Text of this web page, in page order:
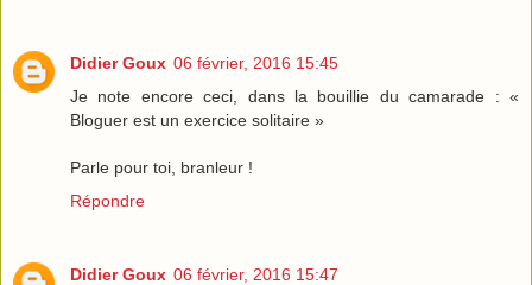
Didier Goux 06 février, 2016 15:45
Je note encore ceci, dans la bouillie du camarade : «
Bloguer est un exercice solitaire »
Parle pour toi, branleur !
Répondre
Didier Goux 06 février, 2016 15:47